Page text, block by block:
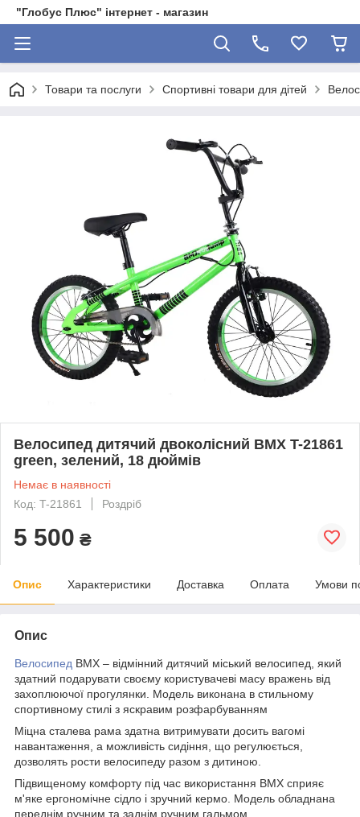
"Глобус Плюс" інтернет - магазин
Товари та послуги Спортивні товари для дітей
Велосипед дитячий двоколісний BMX T-21861
green, зелений, 18 дюймів
Немає в наявності
Код: T-21861
Роздріб
5 500 ₴
Опис Характеристики Доставка Оплата Умови
Опис
Велосипед BMX – відмінний дитячий міський велосипед, який
здатний подарувати своєму користувачеві масу вражень від
захоплюючої прогулянки. Модель виконана в стильному
спортивному стилі з яскравим розфарбуванням
Міцна сталева рама здатна витримувати досить вагомі
навантаження, а можливість сидіння, що регулюється,
дозволять рости велосипеду разом з дитиною.
Підвищеному комфорту під час використання BMX сприяє
м'яке ергономічне сідло і зручний кермо. Модель обладнана
переднім ручним та заднім ручним гальмом.